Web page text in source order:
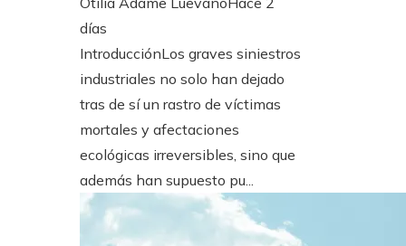
días
IntroducciónLos graves siniestros
industriales no solo han dejado
tras de sí un rastro de víctimas
mortales y afectaciones
ecológicas irreversibles, sino que
además han supuesto pu...